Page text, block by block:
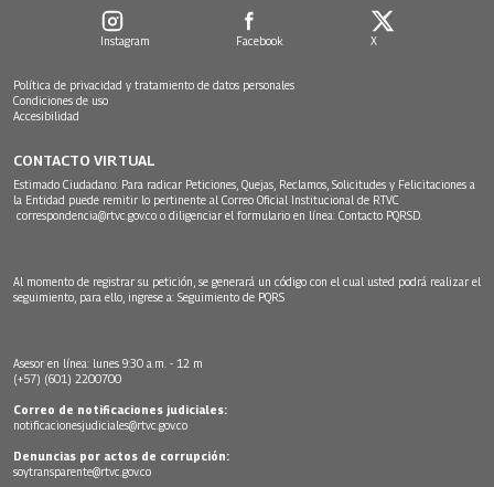
Instagram Facebook X
Política de privacidad y tratamiento de datos personales
Condiciones de uso
Accesibilidad
CONTACTO VIRTUAL
Estimado Ciudadano: Para radicar Peticiones, Quejas, Reclamos, Solicitudes y Felicitaciones a
la Entidad puede remitir lo pertinente al Correo Oficial Institucional de RTVC
correspondencia@rtvc.gov.co o diligenciar el formulario en línea: Contacto PQRSD.
Al momento de registrar su petición, se generará un código con el cual usted podrá realizar el
seguimiento, para ello, ingrese a: Seguimiento de PQRS
Asesor en línea: lunes 9:30 a.m. - 12 m
(+57) (601) 2200700
Correo de notificaciones judiciales:
notificacionesjudiciales@rtvc.gov.co
Denuncias por actos de corrupción:
soytransparente@rtvc.gov.co